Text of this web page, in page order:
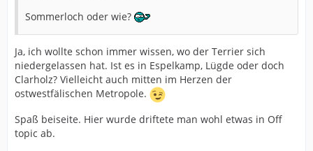
Sommerloch oder wie?
Ja, ich wollte schon immer wissen, wo der Terrier sich
niedergelassen hat. Ist es in Espelkamp, Lügde oder doch
Clarholz? Vielleicht auch mitten im Herzen der
ostwestfälischen Metropole.
Spaß beiseite. Hier wurde driftete man wohl etwas in Off
topic ab.